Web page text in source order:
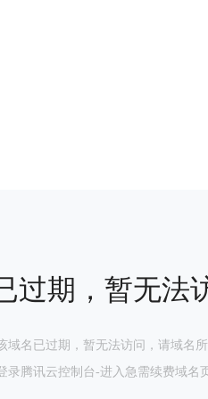
过期，暂无法
域名已过期，暂无法访问，请域名
录腾讯云控制台-进入急需续费域名